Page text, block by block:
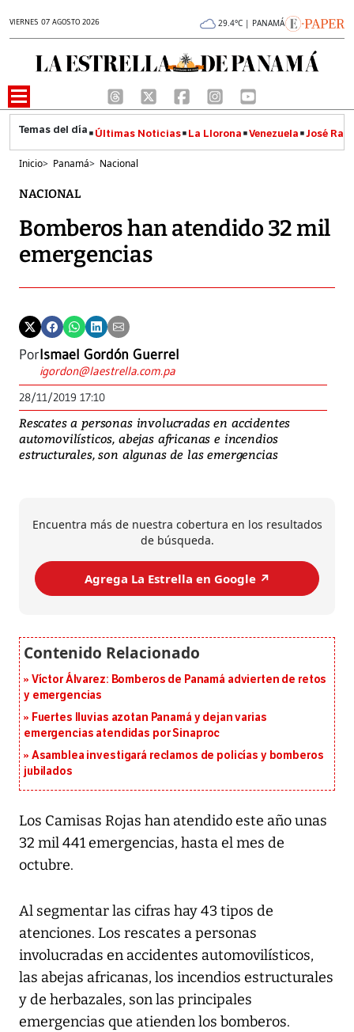
VIERNES 07 AGOSTO 2026 29.4°C | PANAMÁ
Últimas Noticias La Llorona Venezuela José
Inicio> Panamá> Nacional
NACIONAL
Bomberos han atendido 32 mil
emergencias
PorIsmael Gordón Guerrel
igordon@laestrella.com.pa
28/11/2019 17:10
Rescates a personas involucradas en accidentes
automovilísticos, abejas africanas e incendios
estructurales, son algunas de las emergencias
Encuentra más de nuestra cobertura en los resultados
de búsqueda.
Agrega La Estrella en Google ↗️
Víctor Álvarez: Bomberos de Panamá advierten de retos
y emergencias
Fuertes lluvias azotan Panamá y dejan varias
emergencias atendidas por Sinaproc
Asamblea investigará reclamos de policías y bomberos
jubilados
Los Camisas Rojas han atendido este año unas
32 mil 441 emergencias, hasta el mes de
octubre.
Al segmentar las cifras hay 43 tipos de
atenciones. Los rescates a personas
involucradas en accidentes automovilísticos,
las abejas africanas, los incendios estructurales
y de herbazales, son las principales
emergencias que atienden los bomberos.